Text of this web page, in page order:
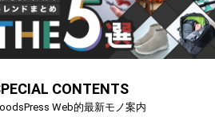
CONTENTS
Web的最新モノ案内